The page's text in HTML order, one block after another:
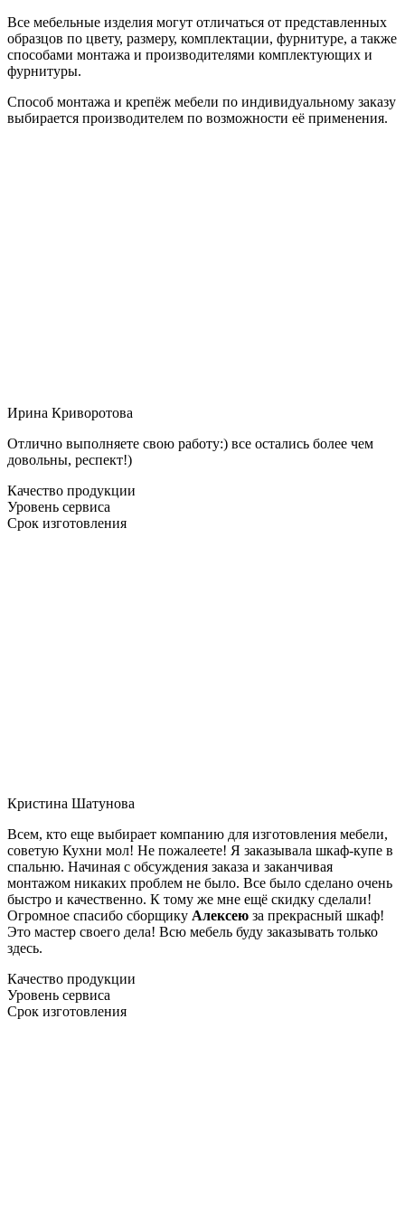
Все мебельные изделия могут отличаться от представленных
образцов по цвету, размеру, комплектации, фурнитуре, а также
способами монтажа и производителями комплектующих и
фурнитуры.
Способ монтажа и крепёж мебели по индивидуальному заказу
выбирается производителем по возможности её применения.
Ирина Криворотова
Отлично выполняете свою работу:) все остались более чем
довольны, респект!)
Качество продукции
Уровень сервиса
Срок изготовления
Кристина Шатунова
Всем, кто еще выбирает компанию для изготовления мебели,
советую Кухни мол! Не пожалеете! Я заказывала шкаф-купе в
спальню. Начиная с обсуждения заказа и заканчивая
монтажом никаких проблем не было. Все было сделано очень
быстро и качественно. К тому же мне ещё скидку сделали!
Огромное спасибо сборщику Алексею за прекрасный шкаф!
Это мастер своего дела! Всю мебель буду заказывать только
здесь.
Качество продукции
Уровень сервиса
Срок изготовления